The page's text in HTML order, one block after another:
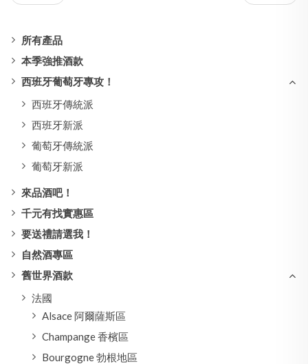
所有產品
本季強推酒款
西班牙葡萄牙專攻！
西班牙傳統派
西班牙新派
葡萄牙傳統派
葡萄牙新派
來品酒吧！
千元有找實惠區
要送禮請選我！
自然酒專區
舊世界酒款
法國
Alsace 阿爾薩斯區
Champange 香檳區
Bourgogne 勃根地區